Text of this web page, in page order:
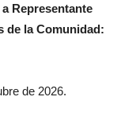
Representante
de la Comunidad:
de 2026.